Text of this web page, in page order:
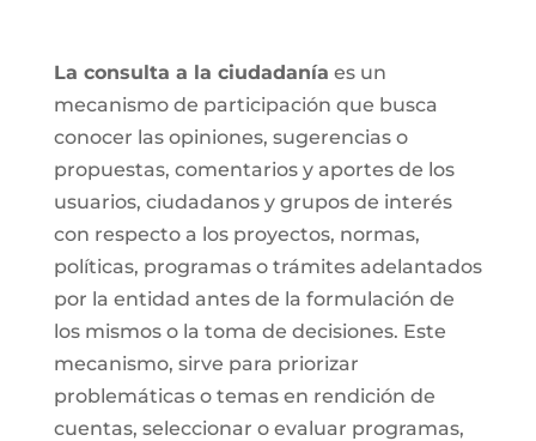
La consulta a la ciudadanía es un
mecanismo de participación que busca
conocer las opiniones, sugerencias o
propuestas, comentarios y aportes de los
usuarios, ciudadanos y grupos de interés
con respecto a los proyectos, normas,
políticas, programas o trámites adelantados
por la entidad antes de la formulación de
los mismos o la toma de decisiones. Este
mecanismo, sirve para priorizar
problemáticas o temas en rendición de
cuentas, seleccionar o evaluar programas,